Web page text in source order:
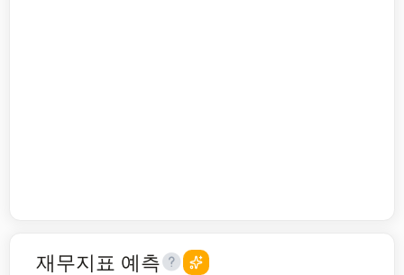
재무지표 예측